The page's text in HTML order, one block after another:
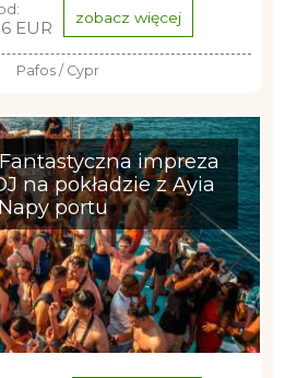
EUR zobacz więcej
Pafos / Cypr
impreza
na pokładzie z Ayia
portu